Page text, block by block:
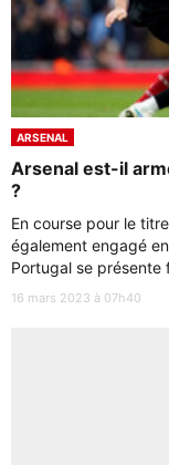
ARSENAL
Arsenal est-il
?
En course pour le
également engagé
Portugal se présente
16 mars 2023 à 07h40